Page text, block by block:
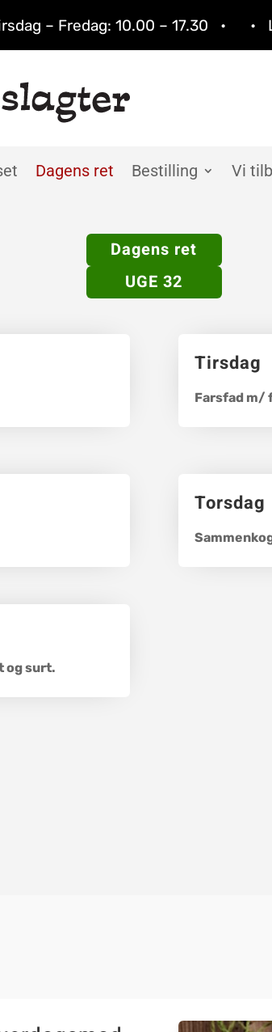
– Fredag: 10.00 – 17.30 • •
Dagens ret Bestilling Vi
Dagens ret
UGE 32
Tirsdag
Farsfad m/
Torsdag
og surt.